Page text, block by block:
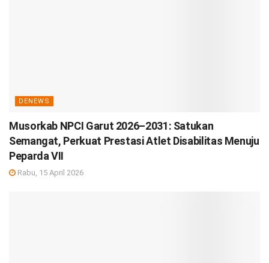
DENEWS
Musorkab NPCI Garut 2026–2031: Satukan
Semangat, Perkuat Prestasi Atlet Disabilitas Menuju
Peparda VII
Rabu, 15 April 2026